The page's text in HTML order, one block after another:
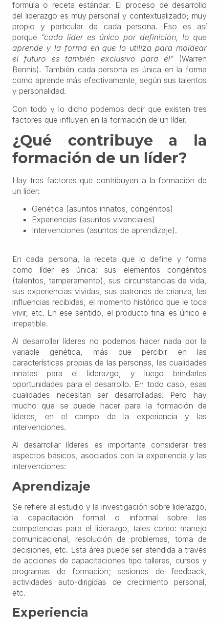
formula o receta estándar. El proceso de desarrollo
del liderazgo es muy personal y contextualizado; muy
propio y particular de cada persona. Eso es así
porque “cada líder es único por definición, lo que
aprende y la forma en que lo utiliza para moldear
el futuro es también exclusivo para él”(Warren
Bennis). También cada persona es única en la forma
como aprende más efectivamente, según sus talentos
y personalidad.
Con todo y lo dicho podemos decir que existen tres
factores que influyen en la formación de un líder.
¿Qué contribuye a la
formación de un líder?
Hay tres factores que contribuyen a la formación de
un líder:
Genética (asuntos innatos, congénitos)
Experiencias (asuntos vivenciales)
Intervenciones (asuntos de aprendizaje).
En cada persona, la receta que lo define y forma
como líder es única: sus elementos congénitos
(talentos, temperamento), sus circunstancias de vida,
sus experiencias vividas, sus patrones de crianza, las
influencias recibidas, el momento histórico que le toca
vivir, etc. En ese sentido, el producto final es único e
irrepetible.
Al desarrollar líderes no podemos hacer nada por la
variable genética, más que percibir en las
características propias de las personas, las cualidades
innatas para el liderazgo, y luego brindarles
oportunidades para el desarrollo. En todo caso, esas
cualidades necesitan ser desarrolladas. Pero hay
mucho que se puede hacer para la formación de
líderes, en el campo de la experiencia y las
intervenciones.
Al desarrollar líderes es importante considerar tres
aspectos básicos, asociados con la experiencia y las
intervenciones:
Aprendizaje
Se refiere al estudio y la investigación sobre liderazgo,
la capacitación formal o informal sobre las
competencias para el liderazgo, tales como: manejo
comunicacional, resolución de problemas, toma de
decisiones, etc. Esta área puede ser atendida a través
de acciones de capacitaciones tipo talleres, cursos y
programas de formación; sesiones de feedback,
actividades auto-dirigidas de crecimiento personal,
etc.
Experiencia